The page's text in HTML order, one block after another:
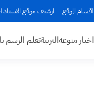
اقسام الموقع ارشيف موقع
اخبار منوعهالتربيةتعلم الرسم